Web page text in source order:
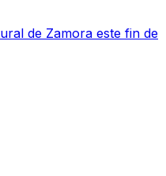
de Zamora este fin de